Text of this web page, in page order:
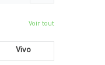
Voir tout
Vivo